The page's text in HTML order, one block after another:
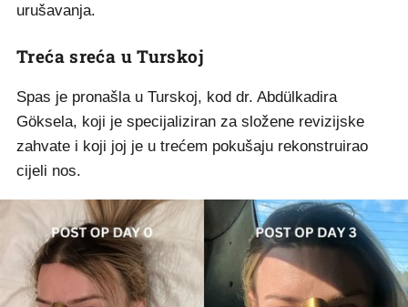
urušavanja.
Treća sreća u Turskoj
Spas je pronašla u Turskoj, kod dr. Abdülkadira
Göksela, koji je specijaliziran za složene revizijske
zahvate i koji joj je u trećem pokušaju rekonstruirao
cijeli nos.